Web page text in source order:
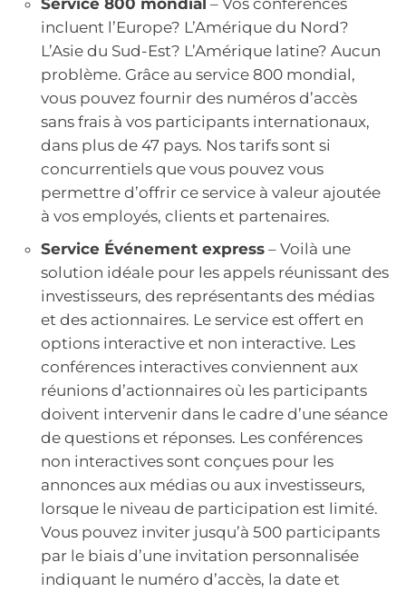
incluent l’Europe? L’Amérique du Nord?
L’Asie du Sud-Est? L’Amérique latine? Aucun
problème. Grâce au service 800 mondial,
vous pouvez fournir des numéros d’accès
sans frais à vos participants internationaux,
dans plus de 47 pays. Nos tarifs sont si
concurrentiels que vous pouvez vous
permettre d’offrir ce service à valeur ajoutée
à vos employés, clients et partenaires.
Service Événement express – Voilà une
solution idéale pour les appels réunissant des
investisseurs, des représentants des médias
et des actionnaires. Le service est offert en
options interactive et non interactive. Les
conférences interactives conviennent aux
réunions d’actionnaires où les participants
doivent intervenir dans le cadre d’une séance
de questions et réponses. Les conférences
non interactives sont conçues pour les
annonces aux médias ou aux investisseurs,
lorsque le niveau de participation est limité.
Vous pouvez inviter jusqu’à 500 participants
par le biais d’une invitation personnalisée
indiquant le numéro d’accès, la date et